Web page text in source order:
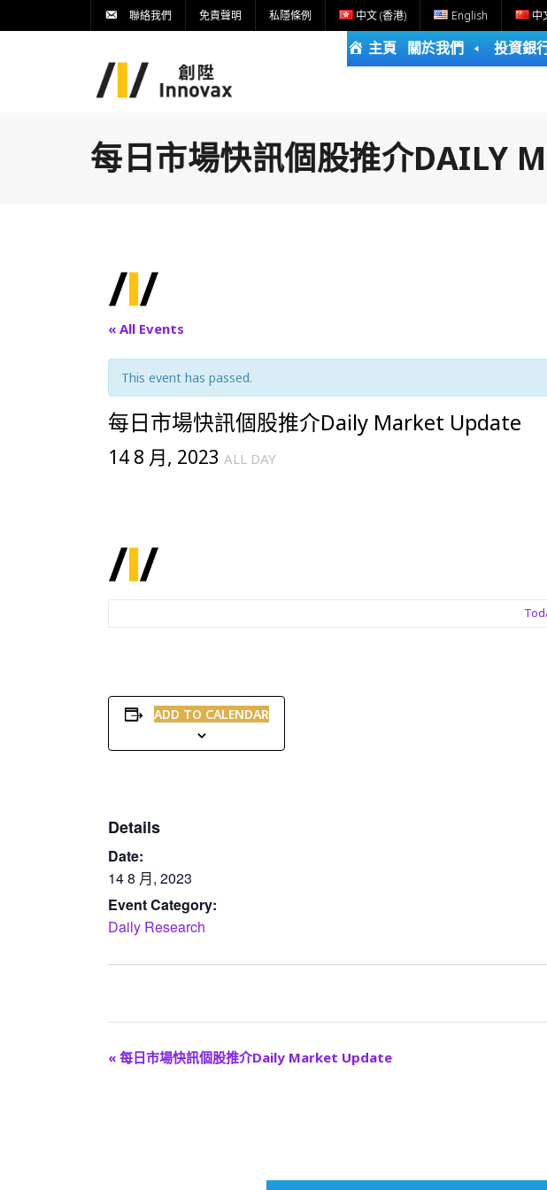
聯絡我們 免責聲明 私隱條例 中文 (香港) English 中
主頁 關於我們 投資銀
每日市場快訊個股推介DAILY
« All Events
This event has passed.
每日市場快訊個股推介Daily Market Update
14 8 月, 2023 ALL DAY
ADD TO CALENDAR
Details
Date:
14 8 月, 2023
Event Category:
Daily Research
E
« 每日市場快訊個股推介Daily Market Update